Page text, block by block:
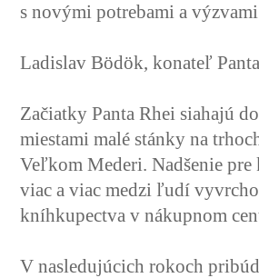
s novými potrebami a
Ladislav Bödök, konateľ
Začiatky Panta Rhei siahajú
miestami malé stánky na
Veľkom Mederi. Nadšenie
viac a viac medzi ľudí
kníhkupectva v nákupnom
V nasledujúcich rokoch